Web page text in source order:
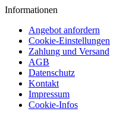
Informationen
Angebot anfordern
Cookie-Einstellungen
Zahlung und Versand
AGB
Datenschutz
Kontakt
Impressum
Cookie-Infos